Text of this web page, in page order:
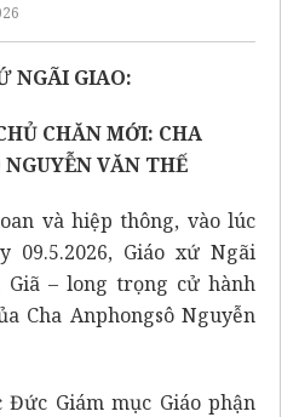
NGÃI GIAO:
CHĂN MỚI: CHA
VĂN THẾ
và hiệp thông, vào lúc
09.5.2026, Giáo xứ Ngãi
Giã – long trọng cử hành
Cha Anphongsô Nguyễn
Đức Giám mục Giáo phận